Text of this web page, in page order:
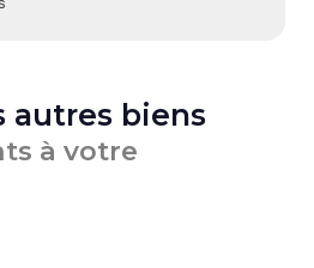
autres biens
à votre